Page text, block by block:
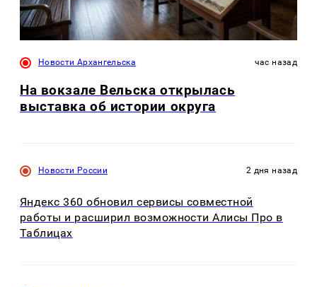
Новости Архангельска час назад
На вокзале Вельска открылась
выставка об истории округа
Новости России 2 дня назад
Яндекс 360 обновил сервисы совместной
работы и расширил возможности Алисы Про в
Таблицах